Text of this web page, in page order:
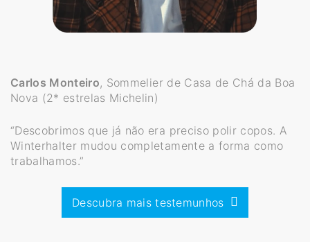
Carlos Monteiro, Sommelier de Casa de Chá da Boa
Nova (2* estrelas Michelin)
“Descobrimos que já não era preciso polir copos. A
Winterhalter mudou completamente a forma como
trabalhamos.”
Descubra mais testemunhos